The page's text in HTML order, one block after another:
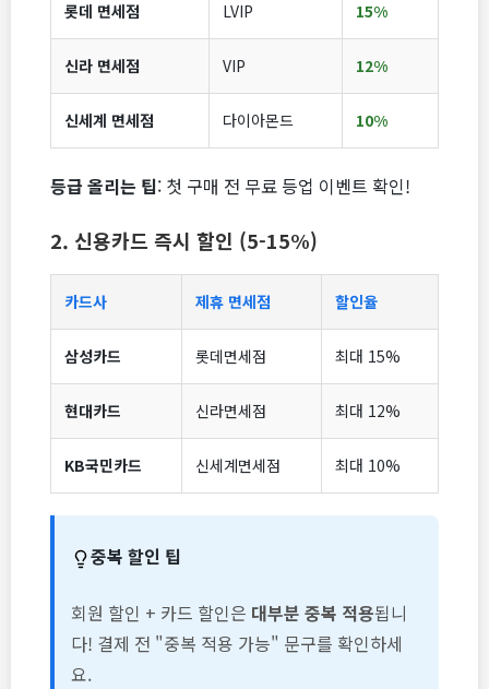
롯데 면세점 LVIP 15%
신라 면세점 VIP 12%
신세계 면세점 다이아몬드 10%
등급 올리는 팁: 첫 구매 전 무료 등업 이벤트 확인!
2. 신용카드 즉시 할인 (5-15%)
카드사 제휴 면세점 할인율
삼성카드 롯데면세점 최대 15%
현대카드 신라면세점 최대 12%
KB국민카드 신세계면세점 최대 10%
중복 할인 팁
회원 할인 + 카드 할인은 대부분 중복 적용됩니
다! 결제 전 "중복 적용 가능" 문구를 확인하세
요.